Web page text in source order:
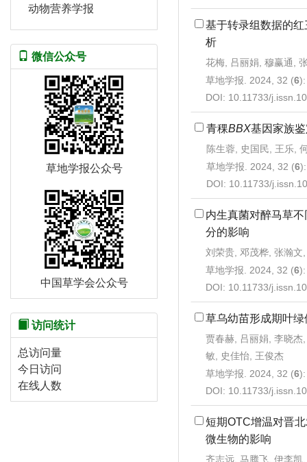
基于转录组数据的
析
花梅, 吕丽娟, 穆赢通,
草地学报. 2024, 32 (6
DOI: 10.11733/
青稞BBX基因家族
陈生蓉, 史国民, 王乐,
草地学报. 2024, 32 (6
DOI: 10.11733/
内生真菌对醉马草
分的影响
刘荣贵, 邓茂桦, 张瀚文
草地学报. 2024, 32 (6
DOI: 10.11733/
草乌幼苗形成期叶
贾春赫, 吕丽娟, 李晓杰
敏, 史佳怡, 王俊杰
草地学报. 2024, 32 (6
DOI: 10.11733/
短期OTC增温对晋
微生物的影响
齐志远, 马腾飞, 伊李凯
动物营养学报
微信公众号
草地学报公众号
中国草学会公众号
访问统计
总访问量
今日访问
在线人数